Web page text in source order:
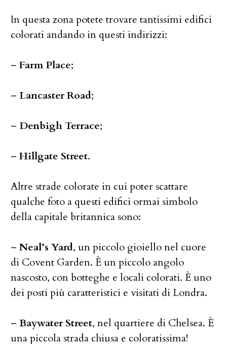
In questa zona potete trovare tantissimi edifici
colorati andando in questi indirizzi:
– Farm Place;
– Lancaster Road;
– Denbigh Terrace;
– Hillgate Street.
Altre strade colorate in cui poter scattare
qualche foto a questi edifici ormai simbolo
della capitale britannica sono:
– Neal’s Yard, un piccolo gioiello nel cuore
di Covent Garden. È un piccolo angolo
nascosto, con botteghe e locali colorati. È uno
dei posti più caratteristici e visitati di Londra.
– Baywater Street, nel quartiere di Chelsea. È
una piccola strada chiusa e coloratissima!